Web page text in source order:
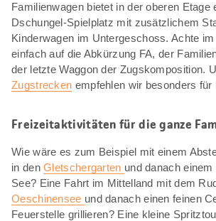
Familienwagen bietet in der oberen Etage
Dschungel-Spielplatz mit zusätzlichem
Kinderwagen im Untergeschoss. Achte
einfach auf die Abkürzung FA, der
der letzte Waggon der Zugskomposition.
Zugstrecken empfehlen wir besonders für
Freizeitaktivitäten für die ganze
Wie wäre es zum Beispiel mit einem
in denGletschergarten und danach
See? Eine Fahrt im Mittelland mit dem
Oeschinensee und danach einen feinen
Feuerstelle grillieren? Eine kleine